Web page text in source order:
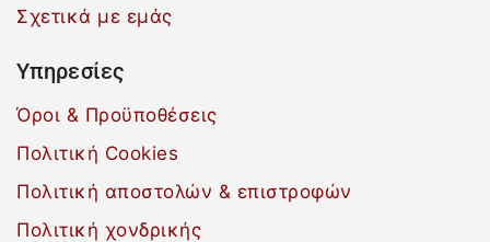
Σχετικά με εμάς
Υπηρεσίες
Όροι & Προϋποθέσεις
Πολιτική Cookies
Πολιτική αποστολών & επιστροφών
Πολιτική χονδρικής